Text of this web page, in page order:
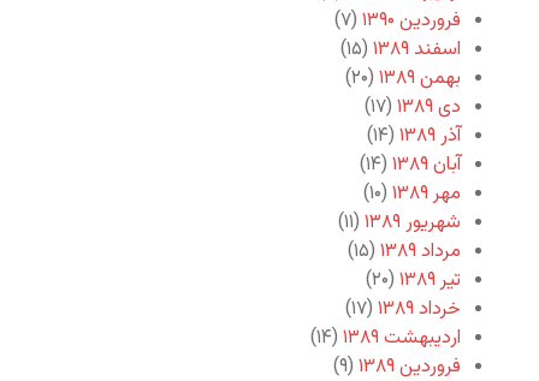
فروردین ۱۳۹۰
(۷)
اسفند ۱۳۸۹
(۱۵)
بهمن ۱۳۸۹
(۲۰)
دی ۱۳۸۹
(۱۷)
آذر ۱۳۸۹
(۱۴)
آبان ۱۳۸۹
(۱۴)
مهر ۱۳۸۹
(۱۰)
شهریور ۱۳۸۹
(۱۱)
مرداد ۱۳۸۹
(۱۵)
تیر ۱۳۸۹
(۲۰)
خرداد ۱۳۸۹
(۱۷)
اردیبهشت ۱۳۸۹
(۱۴)
فروردین ۱۳۸۹
(۹)